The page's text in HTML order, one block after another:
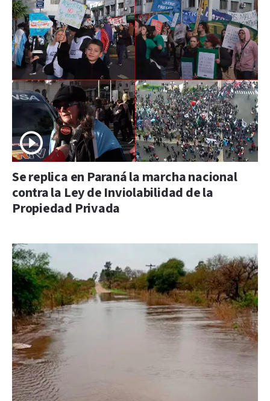
Se replica en Paraná la marcha nacional
contra la Ley de Inviolabilidad de la
Propiedad Privada